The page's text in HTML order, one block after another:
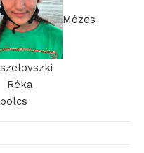
Réka
Mózes